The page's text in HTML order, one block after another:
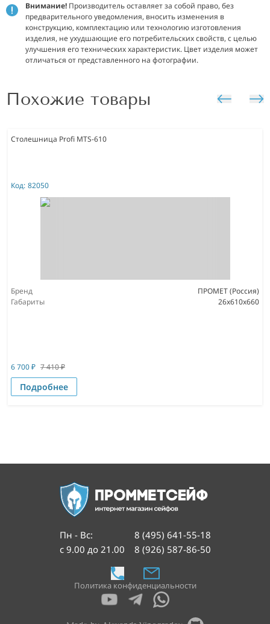
Внимание! Производитель оставляет за собой право, без
предварительного уведомления, вносить изменения в
конструкцию, комплектацию или технологию изготовления
изделия, не ухудшающие его потребительских свойств, с целью
улучшения его технических характеристик. Цвет изделия может
отличаться от представленного на фотографии.
Похожие товары
Столешница Profi MTS-610
Код: 82050
Бренд
ПРОМЕТ (Россия)
Габариты
26x610x660
6 700₽ 7 410₽
Подробнее
Пн - Вс:
с 9.00 до 21.00
8 (495) 641-55-18
8 (926) 587-86-50
Политика конфиденциальности